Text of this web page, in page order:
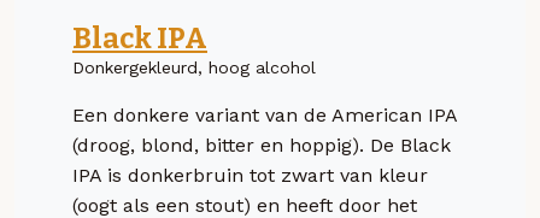
Black IPA
Donkergekleurd, hoog alcohol
Een donkere variant van de American IPA
(droog, blond, bitter en hoppig). De Black
IPA is donkerbruin tot zwart van kleur
(oogt als een stout) en heeft door het